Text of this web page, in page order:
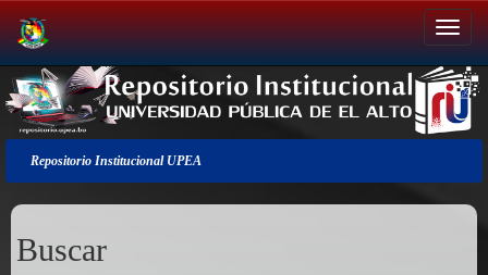
Salir
de
la
navegación
Repositorio Institucional UPEA
Buscar